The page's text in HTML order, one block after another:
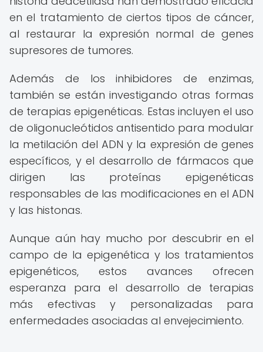
en el tratamiento de ciertos tipos de cáncer,
al restaurar la expresión normal de genes
supresores de tumores.
Además de los inhibidores de enzimas,
también se están investigando otras formas
de terapias epigenéticas. Estas incluyen el uso
de oligonucleótidos antisentido para modular
la metilación del ADN y la expresión de genes
específicos, y el desarrollo de fármacos que
dirigen las proteínas epigenéticas
responsables de las modificaciones en el ADN
y las histonas.
Aunque aún hay mucho por descubrir en el
campo de la epigenética y los tratamientos
epigenéticos, estos avances ofrecen
esperanza para el desarrollo de terapias
más efectivas y personalizadas para
enfermedades asociadas al envejecimiento.